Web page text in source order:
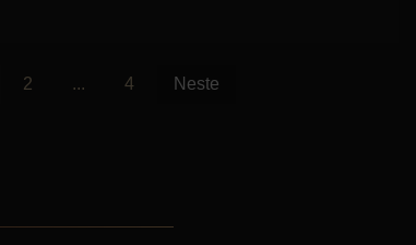
2 ... 4 Neste